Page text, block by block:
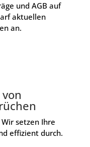
und AGB auf
aktuellen
an.
setzen Ihre
effizient durch.